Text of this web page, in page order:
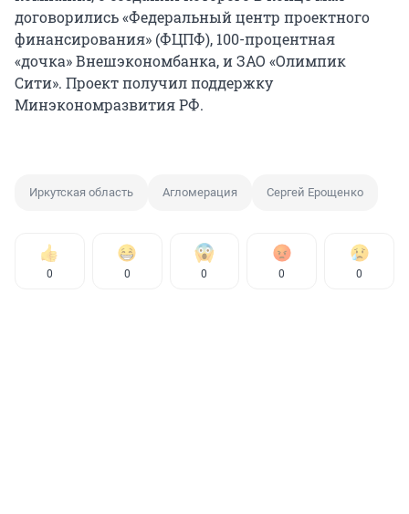
договорились «Федеральный центр проектного
финансирования» (ФЦПФ), 100-процентная
«дочка» Внешэкономбанка, и ЗАО «Олимпик
Сити». Проект получил поддержку
Минэкономразвития РФ.
Иркутская область Агломерация Сергей Ерощенко
0 0 0 0 0